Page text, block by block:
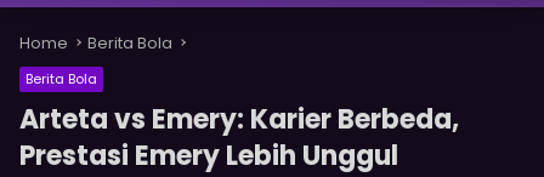
Home Berita Bola
Berita Bola
Arteta vs Emery: Karier Berbeda,
Prestasi Emery Lebih Unggul